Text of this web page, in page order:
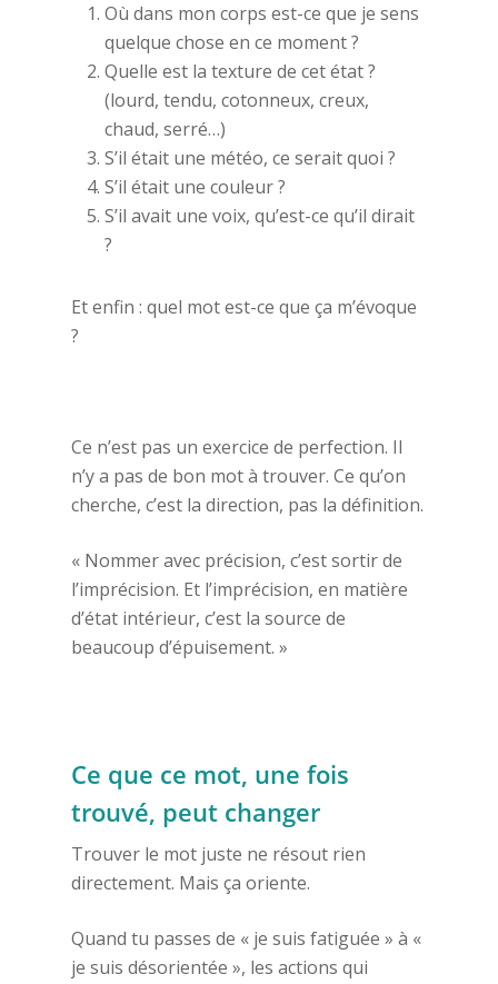
Où dans mon corps est-ce que je sens
quelque chose en ce moment ?
Quelle est la texture de cet état ?
(lourd, tendu, cotonneux, creux,
chaud, serré…)
S’il était une météo, ce serait quoi ?
S’il était une couleur ?
S’il avait une voix, qu’est-ce qu’il dirait
?
Et enfin : quel mot est-ce que ça m’évoque
?
Ce n’est pas un exercice de perfection. Il
n’y a pas de bon mot à trouver. Ce qu’on
cherche, c’est la direction, pas la définition.
« Nommer avec précision, c’est sortir de
l’imprécision. Et l’imprécision, en matière
d’état intérieur, c’est la source de
beaucoup d’épuisement. »
Ce que ce mot, une fois
trouvé, peut changer
Trouver le mot juste ne résout rien
directement. Mais ça oriente.
Quand tu passes de « je suis fatiguée » à «
je suis désorientée », les actions qui
Contact